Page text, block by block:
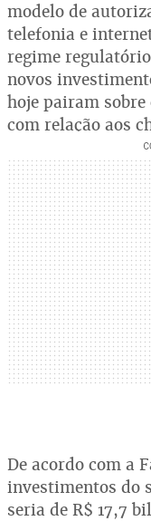
modelo de
telefonia e
regime
novos
hoje pairam
com relação aos
De acordo com a
investimentos do
seria de R$ 17,7